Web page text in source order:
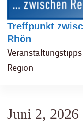
Treffpunkt
Rhön
Region
Juni 2, 2026